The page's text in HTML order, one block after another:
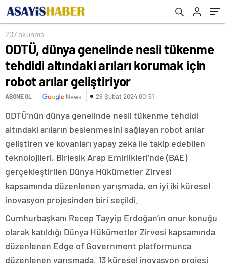
arılar geliştiriyor
207 okunma
ODTÜ, dünya genelinde nesli tükenme
tehdidi altındaki arıları korumak için
robot arılar geliştiriyor
ABONE OL News 29 Şubat 2024 00:51
ODTÜ’nün dünya genelinde nesli tükenme tehdidi
altındaki arıların beslenmesini sağlayan robot arılar
geliştiren ve kovanları yapay zeka ile takip edebilen
teknolojileri, Birleşik Arap Emirlikleri’nde (BAE)
gerçekleştirilen Dünya Hükümetler Zirvesi
kapsamında düzenlenen yarışmada, en iyi iki küresel
inovasyon projesinden biri seçildi.
Cumhurbaşkanı Recep Tayyip Erdoğan’ın onur konuğu
olarak katıldığı Dünya Hükümetler Zirvesi kapsamında
düzenlenen Edge of Government platformunca
düzenlenen yarışmada, 13 küresel inovasyon projesi